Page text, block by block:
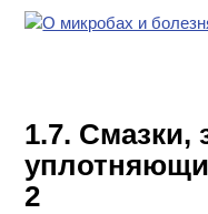
ХИМИЧЕСКАЯ
ПОСУДА
1.7. Смазки,
2